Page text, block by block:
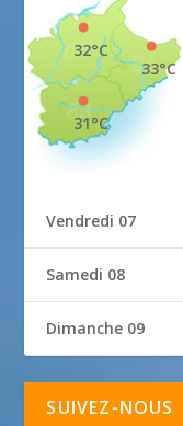
33°C
32°C
31°C
Vendredi 07
Samedi 08
Dimanche 09
SUIVEZ-NOUS